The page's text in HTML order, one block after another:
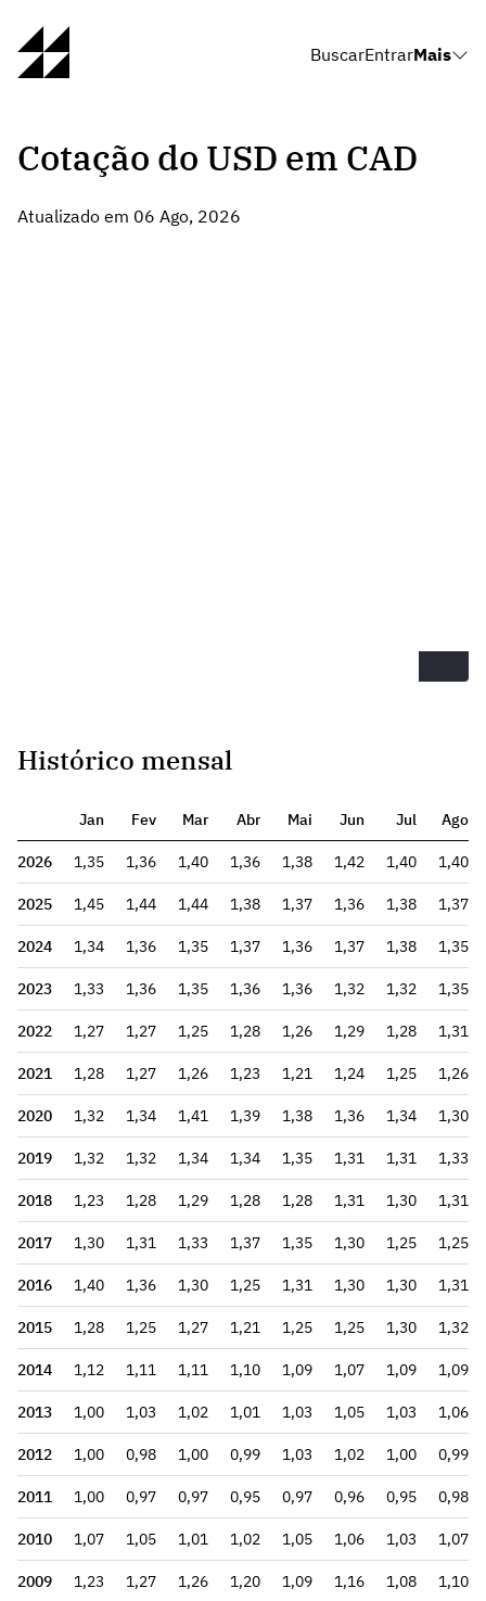
BuscarEntrarMais
Cotação do USD em CAD
Atualizado em 06 Ago, 2026
Histórico mensal
Jan Fev Mar Abr Mai Jun Jul Ago
2026 1,35 1,36 1,40 1,36 1,38 1,42 1,40 1,40
2025 1,45 1,44 1,44 1,38 1,37 1,36 1,38 1,37
2024 1,34 1,36 1,35 1,37 1,36 1,37 1,38 1,35
2023 1,33 1,36 1,35 1,36 1,36 1,32 1,32 1,35
2022 1,27 1,27 1,25 1,28 1,26 1,29 1,28 1,31
2021 1,28 1,27 1,26 1,23 1,21 1,24 1,25 1,26
2020 1,32 1,34 1,41 1,39 1,38 1,36 1,34 1,30
2019 1,32 1,32 1,34 1,34 1,35 1,31 1,31 1,33
2018 1,23 1,28 1,29 1,28 1,28 1,31 1,30 1,31
2017 1,30 1,31 1,33 1,37 1,35 1,30 1,25 1,25
2016 1,40 1,36 1,30 1,25 1,31 1,30 1,30 1,31
2015 1,28 1,25 1,27 1,21 1,25 1,25 1,30 1,32
2014 1,12 1,11 1,11 1,10 1,09 1,07 1,09 1,09
2013 1,00 1,03 1,02 1,01 1,03 1,05 1,03 1,06
2012 1,00 0,98 1,00 0,99 1,03 1,02 1,00 0,99
2011 1,00 0,97 0,97 0,95 0,97 0,96 0,95 0,98
2010 1,07 1,05 1,01 1,02 1,05 1,06 1,03 1,07
2009 1,23 1,27 1,26 1,20 1,09 1,16 1,08 1,10